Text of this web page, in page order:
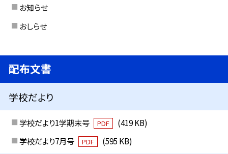
お知らせ
おしらせ
配布文書
学校だより
学校だより1学期末号 PDF
(419 KB)
学校だより7月号
PDF (595 KB)